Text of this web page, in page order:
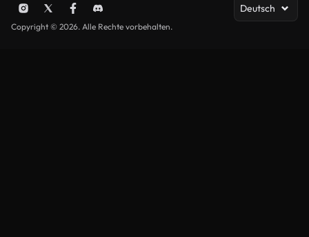
Deutsch
Copyright © 2026. Alle Rechte vorbehalten.